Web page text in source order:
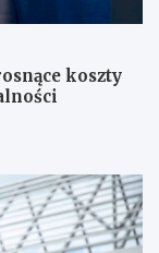
koszty